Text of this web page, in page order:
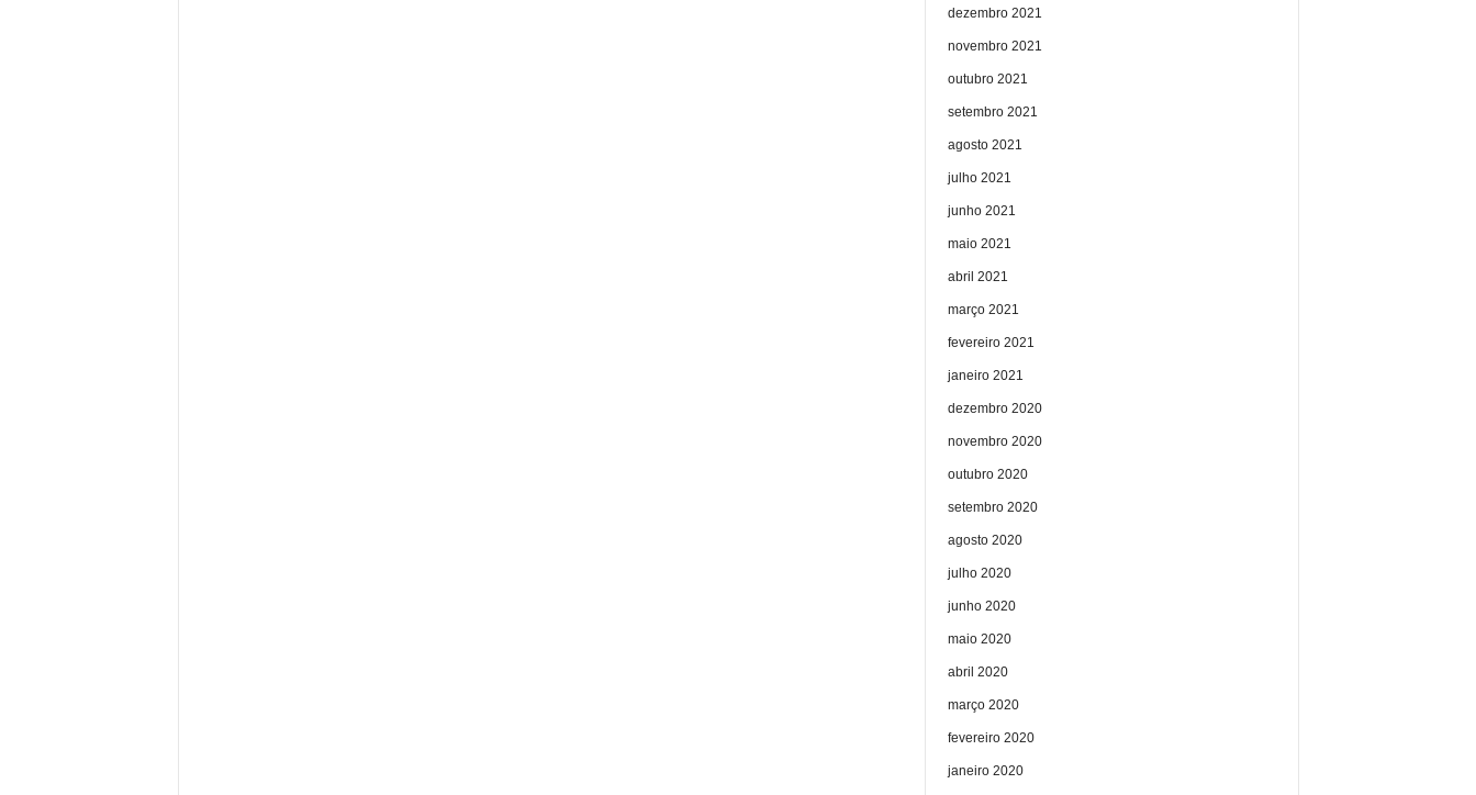
dezembro 2021
novembro 2021
outubro 2021
setembro 2021
agosto 2021
julho 2021
junho 2021
maio 2021
abril 2021
março 2021
fevereiro 2021
janeiro 2021
dezembro 2020
novembro 2020
outubro 2020
setembro 2020
agosto 2020
julho 2020
junho 2020
maio 2020
abril 2020
março 2020
fevereiro 2020
janeiro 2020